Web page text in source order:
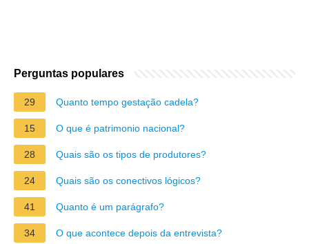
Perguntas populares
29 Quanto tempo gestação cadela?
15 O que é patrimonio nacional?
28 Quais são os tipos de produtores?
24 Quais são os conectivos lógicos?
41 Quanto é um parágrafo?
34 O que acontece depois da entrevista?